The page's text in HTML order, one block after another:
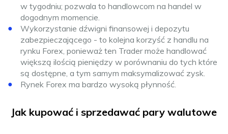
w tygodniu; pozwala to handlowcom na handel w
dogodnym momencie.
Wykorzystanie dźwigni finansowej i depozytu
zabezpieczającego - to kolejna korzyść z handlu na
rynku Forex, ponieważ ten Trader może handlować
większą ilością pieniędzy w porównaniu do tych które
są dostępne, a tym samym maksymalizować zysk.
Rynek Forex ma bardzo wysoką płynność.
Jak kupować i sprzedawać pary walutowe